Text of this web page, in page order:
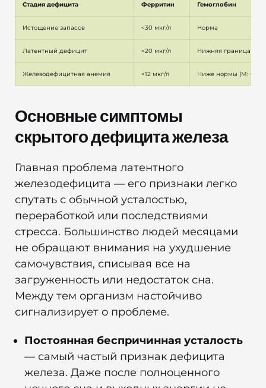
Стадия дефицита Ферритин Гемоглобин
Истощение запасов <30 мкг/л Норма
Латентный дефицит <20 мкг/л Нижняя граница
Железодефицитная анемия <12 мкг/л Ниже нормы (М: <130
Основные симптомы
скрытого дефицита железа
Главная проблема латентного
железодефицита — его признаки легко
спутать с обычной усталостью,
переработкой или последствиями
стресса. Большинство людей месяцами
не обращают внимания на ухудшение
самочувствия, списывая все на
загруженность или недостаток сна.
Между тем организм настойчиво
сигнализирует о проблеме.
Постоянная беспричинная усталость
— самый частый признак дефицита
железа. Даже после полноценного